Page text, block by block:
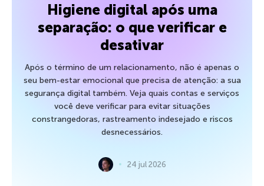
Higiene digital após uma
separação: o que verificar e
desativar
Após o término de um relacionamento, não é apenas o
seu bem-estar emocional que precisa de atenção: a sua
segurança digital também. Veja quais contas e serviços
você deve verificar para evitar situações
constrangedoras, rastreamento indesejado e riscos
desnecessários.
24 jul 2026